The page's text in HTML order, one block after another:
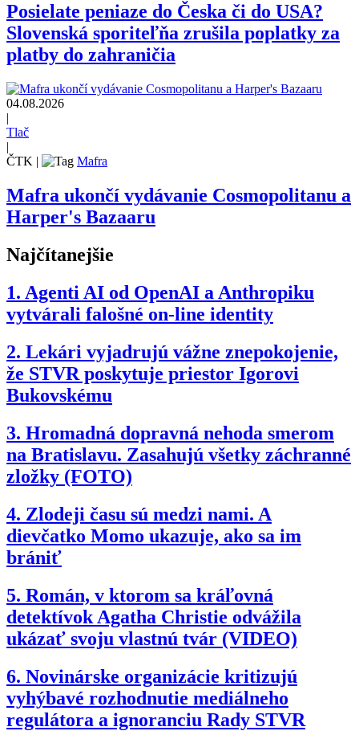
Posielate peniaze do Česka či do USA?
Slovenská sporiteľňa zrušila poplatky za
platby do zahraničia
04.08.2026
|
Tlač
|
ČTK | Mafra
Mafra ukončí vydávanie Cosmopolitanu a
Harper's Bazaaru
Najčítanejšie
1. Agenti AI od OpenAI a Anthropiku
vytvárali falošné on-line identity
2. Lekári vyjadrujú vážne znepokojenie,
že STVR poskytuje priestor Igorovi
Bukovskému
3. Hromadná dopravná nehoda smerom
na Bratislavu. Zasahujú všetky záchranné
zložky (FOTO)
4. Zlodeji času sú medzi nami. A
dievčatko Momo ukazuje, ako sa im
brániť
5. Román, v ktorom sa kráľovná
detektívok Agatha Christie odvážila
ukázať svoju vlastnú tvár (VIDEO)
6. Novinárske organizácie kritizujú
vyhýbavé rozhodnutie mediálneho
regulátora a ignoranciu Rady STVR